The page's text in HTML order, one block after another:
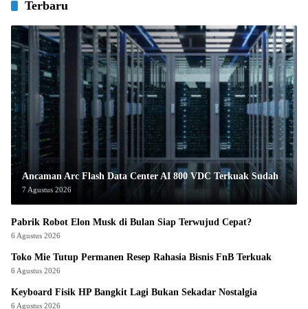
Terbaru
Ancaman Arc Flash Data Center AI 800 VDC Terkuak Sudah
7 Agustus 2026
Pabrik Robot Elon Musk di Bulan Siap Terwujud Cepat?
6 Agustus 2026
Toko Mie Tutup Permanen Resep Rahasia Bisnis FnB Terkuak
6 Agustus 2026
Keyboard Fisik HP Bangkit Lagi Bukan Sekadar Nostalgia
6 Agustus 2026